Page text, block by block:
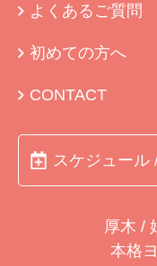
よくあるご質問
初めての方へ
CONTACT
スケジュール
厚木 /
本格